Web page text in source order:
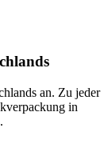
an. Zu jeder
in